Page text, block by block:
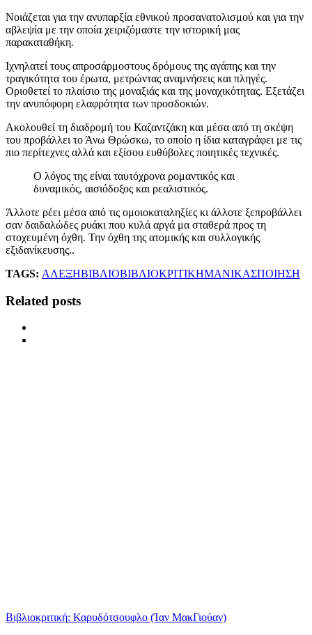
Νοιάζεται για την ανυπαρξία εθνικού προσανατολισμού και για την
αβλεψία με την οποία χειριζόμαστε την ιστορική μας
παρακαταθήκη.
Ιχνηλατεί τους απροσάρμοστους δρόμους της αγάπης και την
τραγικότητα του έρωτα, μετρώντας αναμνήσεις και πληγές.
Οριοθετεί το πλαίσιο της μοναξιάς και της μοναχικότητας. Εξετάζει
την ανυπόφορη ελαφρότητα των προσδοκιών.
Ακολουθεί τη διαδρομή του Καζαντζάκη και μέσα από τη σκέψη
του προβάλλει το Άνω Θρώσκω, το οποίο η ίδια καταγράφει με τις
πιο περίτεχνες αλλά και εξίσου ευθύβολες ποιητικές τεχνικές.
Ο λόγος της είναι ταυτόχρονα ρομαντικός και
δυναμικός, αισιόδοξος και ρεαλιστικός.
Άλλοτε ρέει μέσα από τις ομοιοκαταληξίες κι άλλοτε ξεπροβάλλει
σαν δαιδαλώδες ρυάκι που κυλά αργά μα σταθερά προς τη
στοχευμένη όχθη. Την όχθη της ατομικής και συλλογικής
εξιδανίκευσης..
TAGS: ΑΛΕΞΗΒΙΒΛΙΟΒΙΒΛΙΟΚΡΙΤΙΚΗΜΑΝΙΚΑΣΠΟΙΗΣΗ
Related posts
Βιβλιοκριτική: Καρυδότσουφλο (Ίαν ΜακΓιούαν)